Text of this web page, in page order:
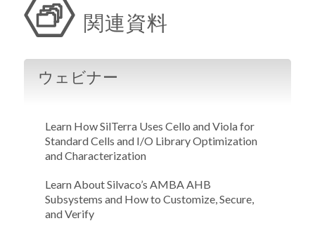
関連資料
ウェビナー
Learn How SilTerra Uses Cello and Viola for
Standard Cells and I/O Library Optimization
and Characterization
Learn About Silvaco’s AMBA AHB
Subsystems and How to Customize, Secure,
and Verify